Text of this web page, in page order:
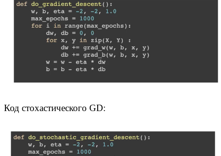
Код стохастического GD: